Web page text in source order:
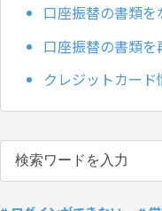
口座振替の書類
口座振替の書類
クレジットカー